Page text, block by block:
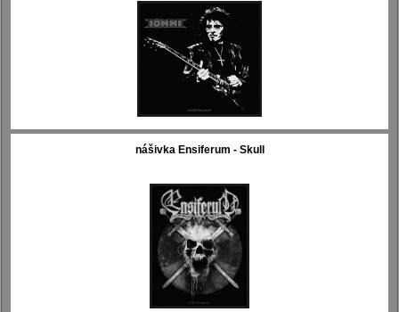
nášivka Ensiferum - Skull